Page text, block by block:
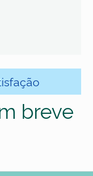
breve